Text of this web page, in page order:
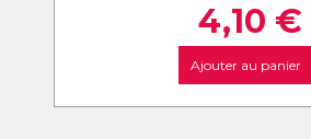
4,10 €
Ajouter au panier